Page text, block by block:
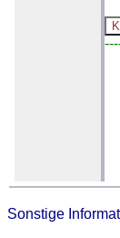
Sonstige